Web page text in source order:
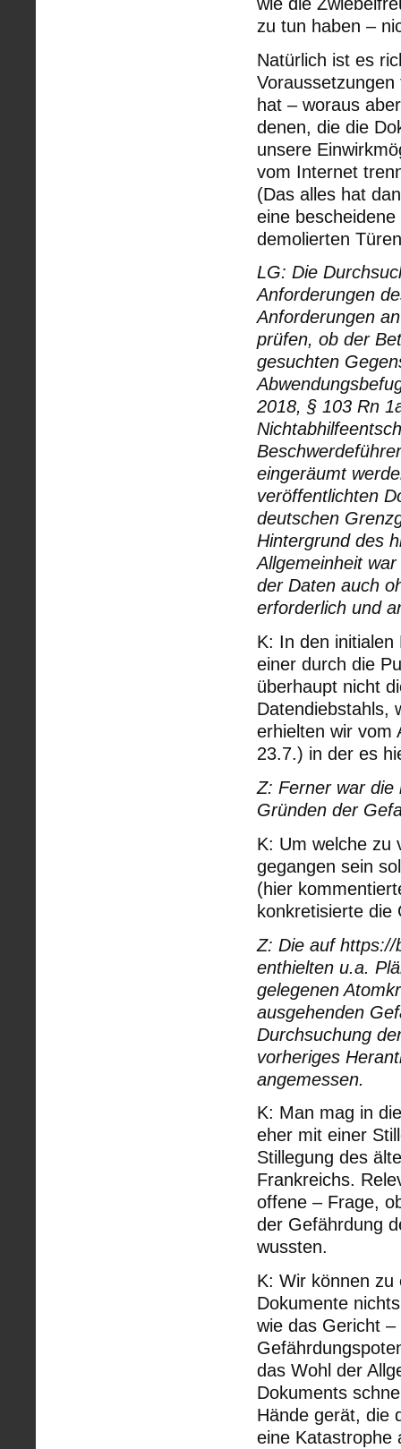
zu tun haben –
Natürlich ist es
hat – woraus
denen, die die
unsere
vom Internet
(Das alles hat
eine
demolierten
LG: Die
Anforderungen
Anforderungen
prüfen, ob der
gesuchten
2018, § 103 Rn
eingeräumt
veröffentlichten
deutschen
Hintergrund des
Allgemeinheit
der Daten auch
erforderlich und
K: In den
einer durch die
überhaupt nicht
Datendiebstahls,
erhielten wir vom
23.7.) in der es
Z: Ferner war die
Gründen der
K: Um welche zu
gegangen sein
(hier
konkretisierte
Z: Die auf https://
enthielten u.a.
gelegenen
ausgehenden
Durchsuchung
vorheriges
angemessen.
K: Man mag in
eher mit einer
Stillegung des
Frankreichs.
offene – Frage,
der Gefährdung
wussten.
K: Wir können zu
Dokumente
wie das Gericht
das Wohl der
Dokuments
Hände gerät, die
eine Katastrophe